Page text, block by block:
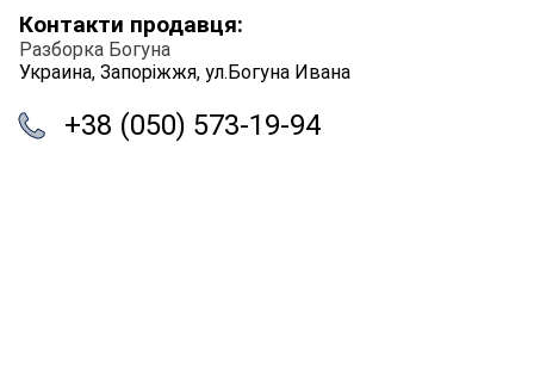
Контакти продавця:
Разборка Богуна
Украина, Запоріжжя, ул.Богуна Ивана
+38 (050) 573-19-94